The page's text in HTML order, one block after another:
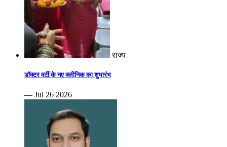
राज्य
डॉक्टर वर्टी के नए क्लीनिक का शुभारंभ
— Jul 26 2026